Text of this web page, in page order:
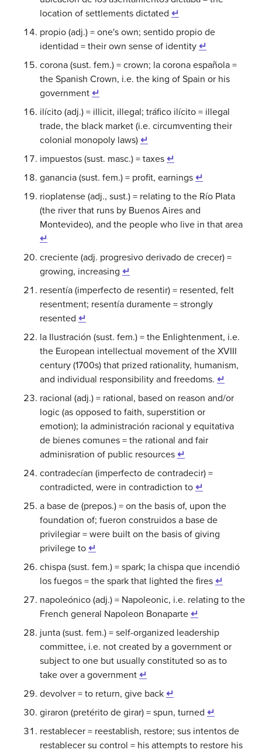
location of settlements dictated ↵
propio (adj.) = one's own; sentido propio de
identidad = their own sense of identity ↵
corona (sust. fem.) = crown; la corona española =
the Spanish Crown, i.e. the king of Spain or his
government ↵
ilícito (adj.) = illicit, illegal; tráfico ilícito = illegal
trade, the black market (i.e. circumventing their
colonial monopoly laws) ↵
impuestos (sust. masc.) = taxes ↵
ganancia (sust. fem.) = profit, earnings ↵
rioplatense (adj., sust.) = relating to the Río Plata
(the river that runs by Buenos Aires and
Montevideo), and the people who live in that area
↵
creciente (adj. progresivo derivado de crecer) =
growing, increasing ↵
resentía (imperfecto de resentir) = resented, felt
resentment; resentía duramente = strongly
resented ↵
la Ilustración (sust. fem.) = the Enlightenment, i.e.
the European intellectual movement of the XVIII
century (1700s) that prized rationality, humanism,
and individual responsibility and freedoms. ↵
racional (adj.) = rational, based on reason and/or
logic (as opposed to faith, superstition or
emotion); la administración racional y equitativa
de bienes comunes = the rational and fair
adminisration of public resources ↵
contradecían (imperfecto de contradecir) =
contradicted, were in contradiction to ↵
a base de (prepos.) = on the basis of, upon the
foundation of; fueron construidos a base de
privilegiar = were built on the basis of giving
privilege to ↵
chispa (sust. fem.) = spark; la chispa que incendió
los fuegos = the spark that lighted the fires ↵
napoleónico (adj.) = Napoleonic, i.e. relating to the
French general Napoleon Bonaparte ↵
junta (sust. fem.) = self-organized leadership
committee, i.e. not created by a government or
subject to one but usually constituted so as to
take over a government ↵
devolver = to return, give back ↵
giraron (pretérito de girar) = spun, turned ↵
restablecer = reestablish, restore; sus intentos de
restablecer su control = his attempts to restore his